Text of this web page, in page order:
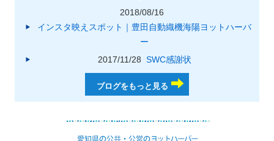
2018/08/16
インスタ映えスポット｜豊田自動織機海陽ヨットハーバ
ー
2017/11/28 SWC感謝状
ブログをもっと見る